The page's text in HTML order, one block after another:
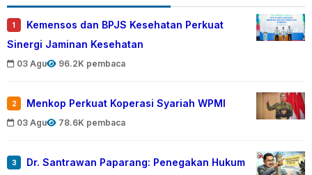
1
Kemensos dan BPJS Kesehatan Perkuat
Sinergi Jaminan Kesehatan
03 Agu 96.2K pembaca
2 Menkop Perkuat Koperasi Syariah WPMI
03 Agu 78.6K pembaca
3
Dr. Santrawan Paparang: Penegakan Hukum